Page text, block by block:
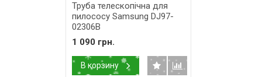
Труба телескопічна для
пилососу Samsung DJ97-
02306B
1 090 грн.
В корзину